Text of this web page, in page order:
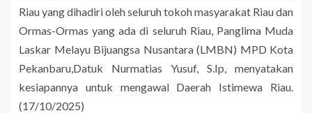
Riau yang dihadiri oleh seluruh tokoh masyarakat Riau dan
Ormas-Ormas yang ada di seluruh Riau, Panglima Muda
Laskar Melayu Bijuangsa Nusantara (LMBN) MPD Kota
Pekanbaru,Datuk Nurmatias Yusuf, S.Ip, menyatakan
kesiapannya untuk mengawal Daerah Istimewa Riau.
(17/10/2025)